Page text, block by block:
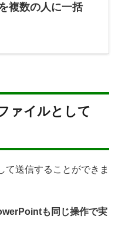
複数の人に一括
ァイルとして
て送信することができま
も同じ操作で実